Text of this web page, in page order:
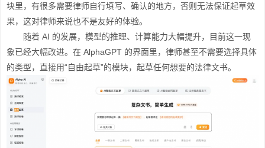
块里，有很多需要律师自行填写、确认的地方，否则无法保证起草效
果，这对律师来说也不是友好的体验。
随着 AI 的发展，模型的推理、计算能力大幅提升，目前这一现
象已经大幅改进。在 AlphaGPT 的界面里，律师甚至不需要选择具体
的类型，直接用“自由起草”的模块，起草任何想要的法律文书。